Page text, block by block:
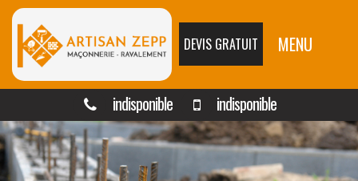
DEVIS GRATUIT MENU
indisponible indisponible